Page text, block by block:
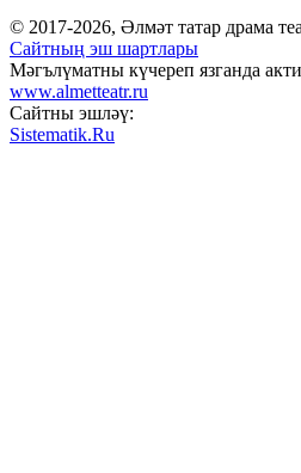
© 2017-2026, Әлмәт татар драма
Сайтның эш шартлары
Мәгълүматны күчереп язганда
www.almetteatr.ru
Сайтны эшләү:
Sistematik.Ru